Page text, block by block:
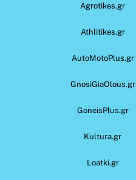
Agrotikes.gr
Athlitikes.gr
AutoMotoPlus.gr
GnosiGiaOlous.gr
GoneisPlus.gr
Kultura.gr
Loatki.gr